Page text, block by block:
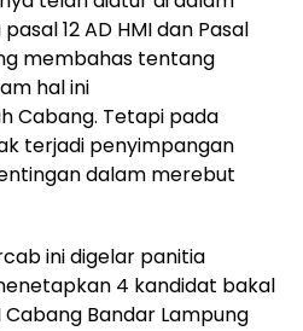
12 AD HMI dan Pasal
membahas tentang
hal ini
Cabang. Tetapi pada
terjadi penyimpangan
dalam merebut
ini digelar panitia
4 kandidat bakal
Bandar Lampung